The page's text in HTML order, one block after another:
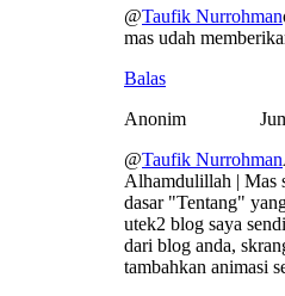
@Taufik Nurrohman
mas udah
Balas
Anonim
@Taufik Nurrohman
Alhamdulillah | Mas
dasar "Tentang"
utek2 blog saya
dari blog anda,
tambahkan animasi